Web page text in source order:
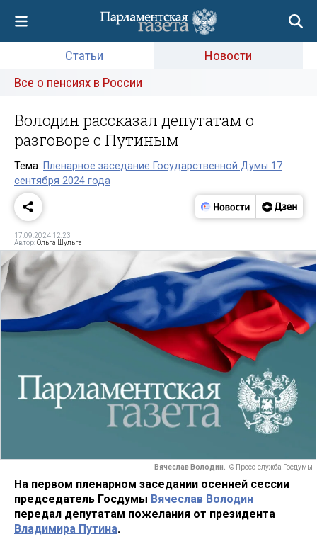
Статьи
Новости
Все о пенсиях в России
Володин рассказал депутатам о
разговоре с Путиным
Тема: Пленарное заседание Государственной Думы 17
сентября 2024 года
17.09.2024 12:23
Автор:Ольга Шульга
Вячеслав Володин. © Пресс-служба Госдумы
На первом пленарном заседании осенней сессии
председатель Госдумы Вячеслав Володин
передал депутатам пожелания от президента
Владимира Путина.